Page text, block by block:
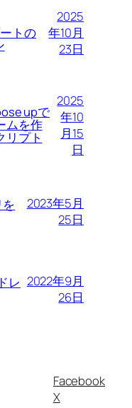
トの
2025
年10月
23日
upで
ムを作
リプト
2025
年10
月15
日
2023年5月
25日
レ 2022年9月
26日
Facebook
X